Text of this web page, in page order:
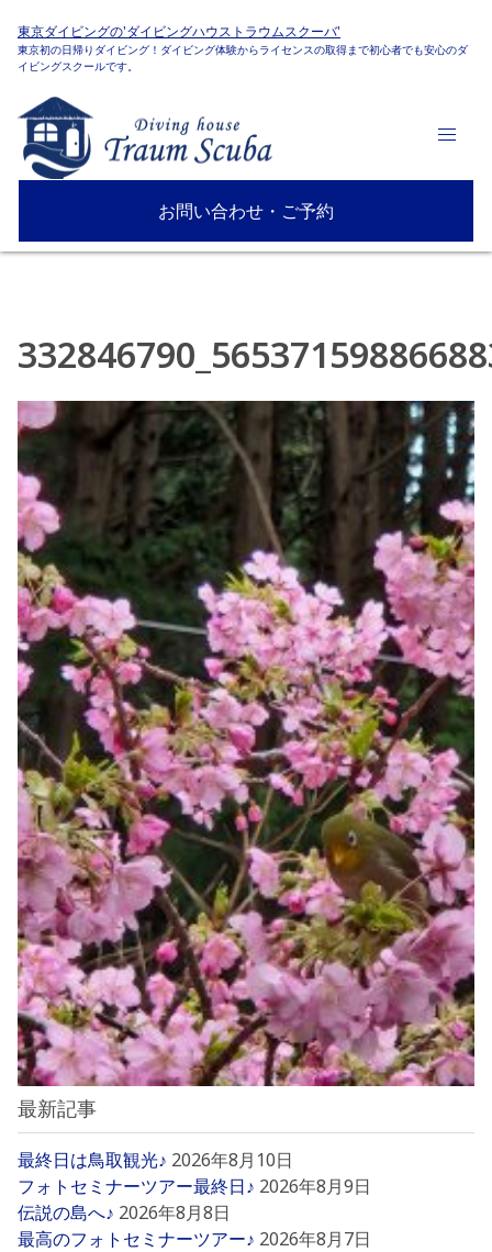
東京ダイビングの'ダイビングハウストラウムスクーバ'
東京初の日帰りダイビング！ダイビング体験からライセンスの取得まで初心者でも安心のダ
イビングスクールです。
お問い合わせ・ご予約
最新記事
最終日は鳥取観光♪ 2026年8月10日
フォトセミナーツアー最終日♪ 2026年8月9日
伝説の島へ♪ 2026年8月8日
最高のフォトセミナーツアー♪ 2026年8月7日